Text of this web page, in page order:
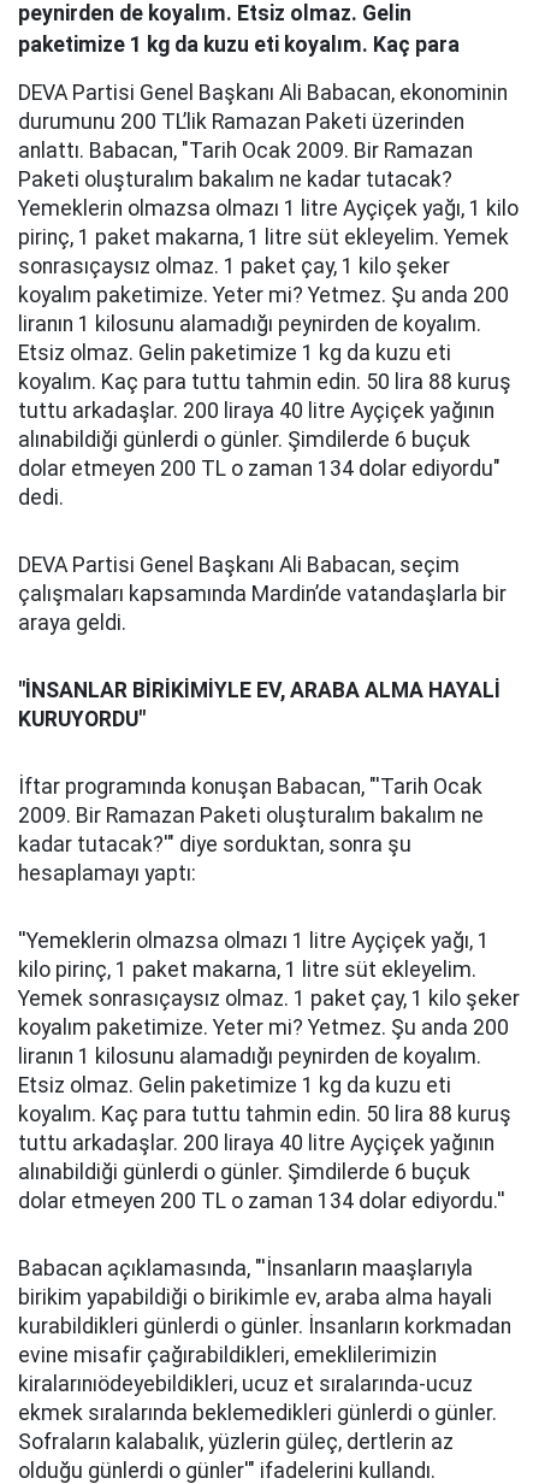
peynirden de koyalım. Etsiz olmaz. Gelin
paketimize 1 kg da kuzu eti koyalım. Kaç para
DEVA Partisi Genel Başkanı Ali Babacan, ekonominin
durumunu 200 TL’lik Ramazan Paketi üzerinden
anlattı. Babacan, "Tarih Ocak 2009. Bir Ramazan
Paketi oluşturalım bakalım ne kadar tutacak?
Yemeklerin olmazsa olmazı 1 litre Ayçiçek yağı, 1 kilo
pirinç, 1 paket makarna, 1 litre süt ekleyelim. Yemek
sonrasıçaysız olmaz. 1 paket çay, 1 kilo şeker
koyalım paketimize. Yeter mi? Yetmez. Şu anda 200
liranın 1 kilosunu alamadığı peynirden de koyalım.
Etsiz olmaz. Gelin paketimize 1 kg da kuzu eti
koyalım. Kaç para tuttu tahmin edin. 50 lira 88 kuruş
tuttu arkadaşlar. 200 liraya 40 litre Ayçiçek yağının
alınabildiği günlerdi o günler. Şimdilerde 6 buçuk
dolar etmeyen 200 TL o zaman 134 dolar ediyordu"
dedi.
DEVA Partisi Genel Başkanı Ali Babacan, seçim
çalışmaları kapsamında Mardin’de vatandaşlarla bir
araya geldi.
"İNSANLAR BİRİKİMİYLE EV, ARABA ALMA HAYALİ
KURUYORDU"
İftar programında konuşan Babacan, "'Tarih Ocak
2009. Bir Ramazan Paketi oluşturalım bakalım ne
kadar tutacak?'" diye sorduktan, sonra şu
hesaplamayı yaptı:
''Yemeklerin olmazsa olmazı 1 litre Ayçiçek yağı, 1
kilo pirinç, 1 paket makarna, 1 litre süt ekleyelim.
Yemek sonrasıçaysız olmaz. 1 paket çay, 1 kilo şeker
koyalım paketimize. Yeter mi? Yetmez. Şu anda 200
liranın 1 kilosunu alamadığı peynirden de koyalım.
Etsiz olmaz. Gelin paketimize 1 kg da kuzu eti
koyalım. Kaç para tuttu tahmin edin. 50 lira 88 kuruş
tuttu arkadaşlar. 200 liraya 40 litre Ayçiçek yağının
alınabildiği günlerdi o günler. Şimdilerde 6 buçuk
dolar etmeyen 200 TL o zaman 134 dolar ediyordu.''
Babacan açıklamasında, "'İnsanların maaşlarıyla
birikim yapabildiği o birikimle ev, araba alma hayali
kurabildikleri günlerdi o günler. İnsanların korkmadan
evine misafir çağırabildikleri, emeklilerimizin
kiralarınıödeyebildikleri, ucuz et sıralarında-ucuz
ekmek sıralarında beklemedikleri günlerdi o günler.
Sofraların kalabalık, yüzlerin güleç, dertlerin az
olduğu günlerdi o günler'" ifadelerini kullandı.